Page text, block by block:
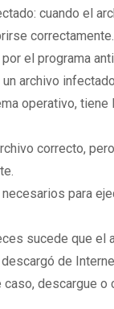
cuando el
el programa
archivo
operativo,
correcto,
para
sucede que el
de
descargue o